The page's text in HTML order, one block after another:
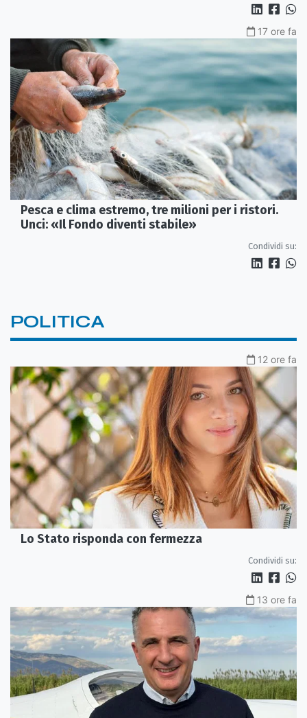
17 ore fa
Pesca e clima estremo, tre milioni per i ristori.
Unci: «Il Fondo diventi stabile»
Condividi su:
POLITICA
12 ore fa
Lo Stato risponda con fermezza
Condividi su:
13 ore fa